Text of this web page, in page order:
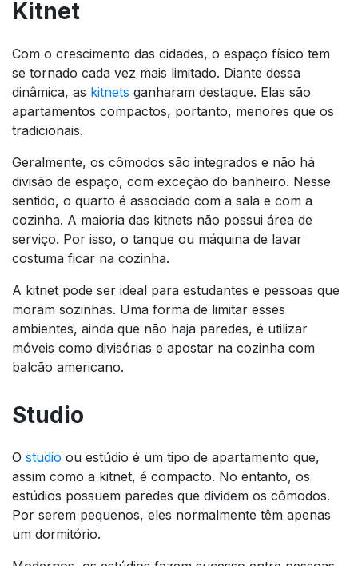
Kitnet
Com o crescimento das cidades, o espaço físico tem
se tornado cada vez mais limitado. Diante dessa
dinâmica, as kitnets ganharam destaque. Elas são
apartamentos compactos, portanto, menores que os
tradicionais.
Geralmente, os cômodos são integrados e não há
divisão de espaço, com exceção do banheiro. Nesse
sentido, o quarto é associado com a sala e com a
cozinha. A maioria das kitnets não possui área de
serviço. Por isso, o tanque ou máquina de lavar
costuma ficar na cozinha.
A kitnet pode ser ideal para estudantes e pessoas que
moram sozinhas. Uma forma de limitar esses
ambientes, ainda que não haja paredes, é utilizar
móveis como divisórias e apostar na cozinha com
balcão americano.
Studio
O studio ou estúdio é um tipo de apartamento que,
assim como a kitnet, é compacto. No entanto, os
estúdios possuem paredes que dividem os cômodos.
Por serem pequenos, eles normalmente têm apenas
um dormitório.